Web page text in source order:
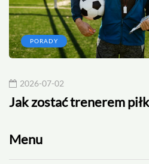
PORADY
2026-07-02
Jak zostać trenerem
Menu